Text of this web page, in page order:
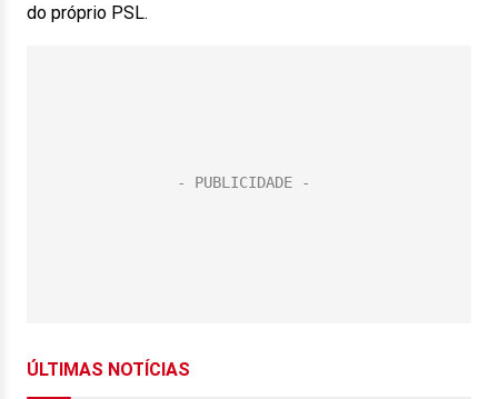
do próprio PSL.